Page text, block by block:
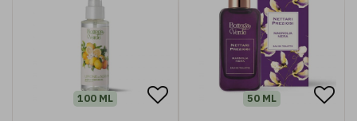
100 ML 50 ML